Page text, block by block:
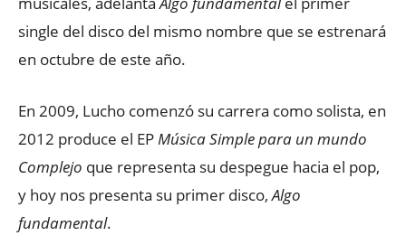
single del disco del mismo nombre que se estrenará
en octubre de este año.
En 2009, Lucho comenzó su carrera como solista, en
2012 produce el EPMúsica Simple para un mundo
Complejo que representa su despegue hacia el pop,
y hoy nos presenta su primer disco,Algo
fundamental.